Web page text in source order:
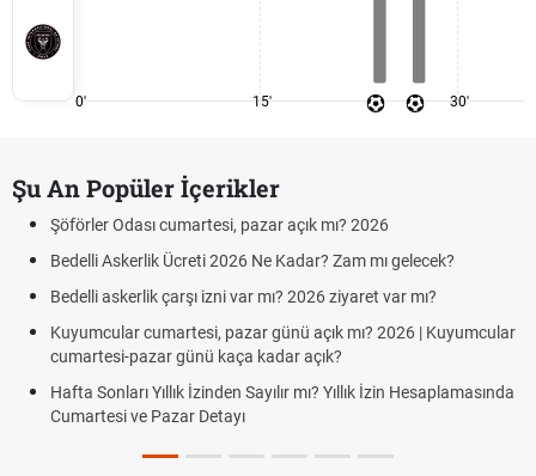
0' 15' 30'
Şu An Popüler İçerikler
Şöförler Odası cumartesi, pazar açık mı? 2026
Bedelli Askerlik Ücreti 2026 Ne Kadar? Zam mı gelecek?
Bedelli askerlik çarşı izni var mı? 2026 ziyaret var mı?
Kuyumcular cumartesi, pazar günü açık mı? 2026 | Kuyumcular
cumartesi-pazar günü kaça kadar açık?
Hafta Sonları Yıllık İzinden Sayılır mı? Yıllık İzin Hesaplamasında
Cumartesi ve Pazar Detayı